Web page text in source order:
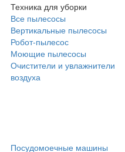
Техника для уборки
Все пылесосы
Вертикальные пылесосы
Робот-пылесос
Моющие пылесосы
Очистители и увлажнители
воздуха
Посудомоечные машины